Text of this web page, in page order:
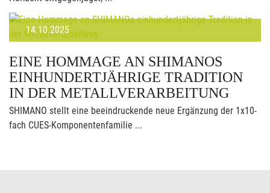
14.10.2025
EINE HOMMAGE AN SHIMANOS
EINHUNDERTJÄHRIGE TRADITION
IN DER METALLVERARBEITUNG
SHIMANO stellt eine beeindruckende neue Ergänzung der 1x10-
fach CUES-Komponentenfamilie ...